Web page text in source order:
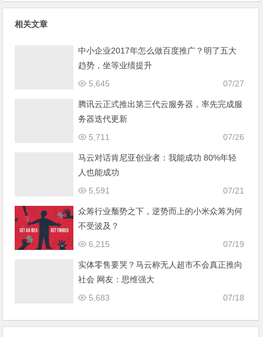
相关文章
中小企业2017年怎么做百度推广？明了五大
趋势，坐等业绩提升
07/27
5,645
腾讯云正式推出第三代云服务器，率先完成服
务器迭代更新
07/26
5,711
马云对话肯尼亚创业者：我能成功 80%年轻
人也能成功
07/21
5,591
众筹行业颓势之下，逆势而上的小米众筹为何
不受波及？
07/19
6,215
实体零售要哭？马云称无人超市不会真正推向
社会 网友：思维强大
07/18
5,683